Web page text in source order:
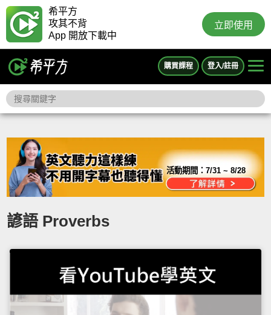
希平方
攻其不背
App 開放下載中
立即使用
購買課程 登入/註冊
活動期間：7/31 ~ 8/28
諺語 Proverbs